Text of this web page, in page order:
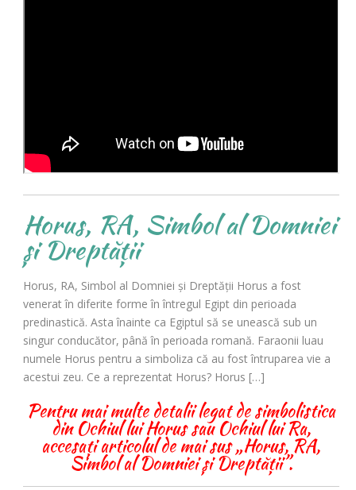
Horus, RA, Simbol al Domniei
și Dreptății
Horus, RA, Simbol al Domniei și Dreptății Horus a fost
venerat în diferite forme în întregul Egipt din perioada
predinastică. Asta înainte ca Egiptul să se unească sub un
singur conducător, până în perioada romană. Faraonii luau
numele Horus pentru a simboliza că au fost întruparea vie a
acestui zeu. Ce a reprezentat Horus? Horus […]
Pentru mai multe detalii legat de simbolistica
din Ochiul lui Horus sau Ochiul lui Ra,
accesați articolul de mai sus „Horus, RA,
Simbol al Domniei și Dreptății”.